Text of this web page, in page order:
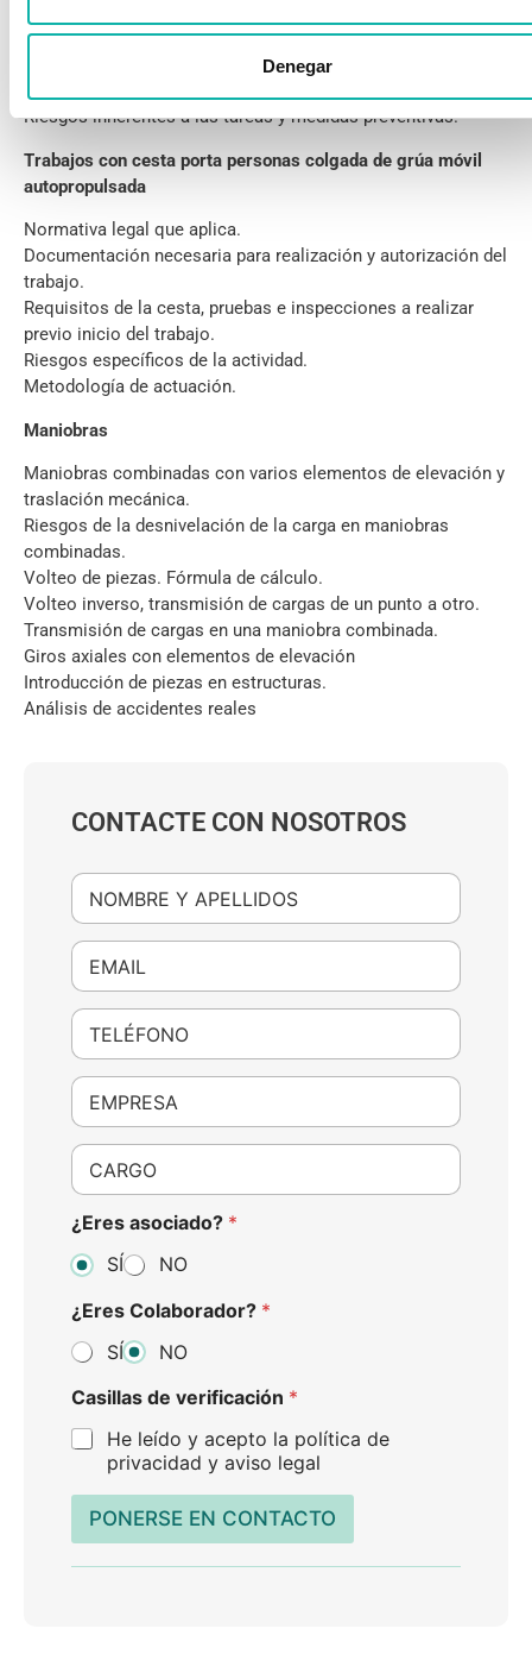
Denegar
Ademanes de mando.
Riesgos inherentes a las tareas y medidas preventivas.
Trabajos con cesta porta personas colgada de grúa móvil
autopropulsada
Normativa legal que aplica.
Documentación necesaria para realización y autorización del
trabajo.
Requisitos de la cesta, pruebas e inspecciones a realizar
previo inicio del trabajo.
Riesgos específicos de la actividad.
Metodologí­a de actuación.
Maniobras
Maniobras combinadas con varios elementos de elevación y
traslación mecánica.
Riesgos de la desnivelación de la carga en maniobras
combinadas.
Volteo de piezas. Fórmula de cálculo.
Volteo inverso, transmisión de cargas de un punto a otro.
Transmisión de cargas en una maniobra combinada.
Giros axiales con elementos de elevación
Introducción de piezas en estructuras.
Análisis de accidentes reales
CONTACTE CON NOSOTROS
N
m
b
e
*
E
a
i
*
T
l
é
o
n
*
E
p
r
s
a
C
r
g
*
¿Eres asociado? *
SÍ
NO
¿Eres Colaborador? *
SÍ
NO
Casillas de verificación *
He leído y acepto la política de
privacidad y aviso legal
PONERSE EN CONTACTO